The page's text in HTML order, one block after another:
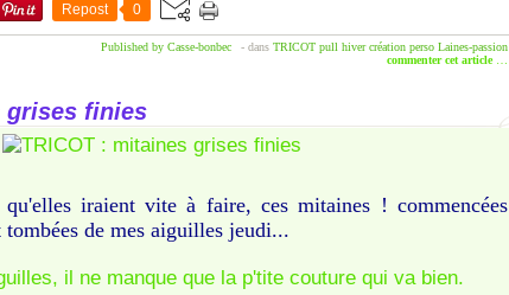
Repost 0
Published by Casse-bonbec - dans TRICOT pull hiver création perso Laines-passion
commenter cet article
grises finies
iraient vite à faire, ces mitaines ! commencées
de mes aiguilles jeudi...